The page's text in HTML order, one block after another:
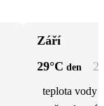
Září
29°C den
teplota vody